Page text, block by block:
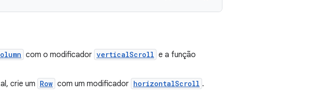
com o modificador verticalScroll e a função
crie um Row com um modificador horizontalScroll .